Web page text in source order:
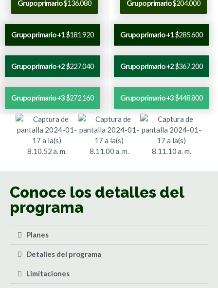
Grupo primario$136.080
Grupo primario +1$181.920
Grupo primario +2$227.040
Grupo primario +3$272.160
Grupo primario$204.000
Grupo primario +1$285.600
Grupo primario +2$367.200
Grupo primario +3$448.800
Conoce los detalles del
programa
Planes
Detalles del programa
Limitaciones